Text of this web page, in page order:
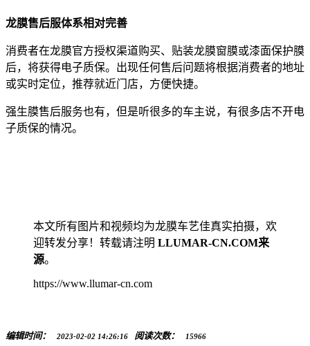
龙膜售后服体系相对完善
消费者在龙膜官方授权渠道购买、贴装龙膜窗膜或漆面保护膜
后，将获得电子质保。出现任何售后问题将根据消费者的地址
或实时定位，推荐就近门店，方便快捷。
强生膜售后服务也有，但是听很多的车主说，有很多店不开电
子质保的情况。
本文所有图片和视频均为龙膜车艺佳真实拍摄，欢
迎转发分享！转载请注明 LLUMAR-CN.COM来
源。
https://www.llumar-cn.com
编辑时间： 2023-02-02 14:26:16 阅读次数： 15966